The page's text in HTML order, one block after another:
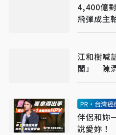
4,400億
飛彈成主
江和樹喊
閣」 陳
PR・台灣癌
伴侶和妳
說愛妳！